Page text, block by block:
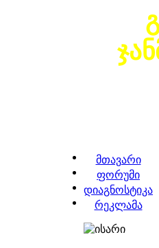
მთავარი
ფორუმი
დიაგნოსტიკა
რეკლამა